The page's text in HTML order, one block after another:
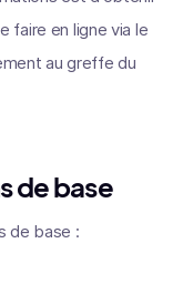
faire en ligne via le
au greffe du
de base
de base :